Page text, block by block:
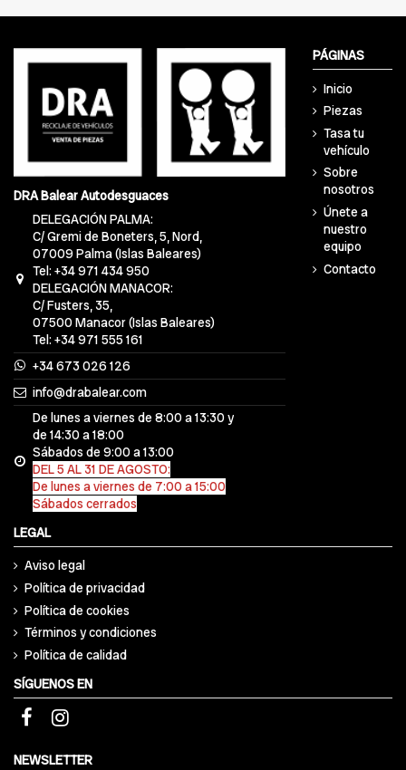
DRA Balear Autodesguaces
DELEGACIÓN PALMA:
C/ Gremi de Boneters, 5, Nord,
07009 Palma (Islas Baleares)
Tel: +34 971 434 950
DELEGACIÓN MANACOR:
C/ Fusters, 35,
07500 Manacor (Islas Baleares)
Tel: +34 971 555 161
+34 673 026 126
info@drabalear.com
De lunes a viernes de 8:00 a 13:30 y
de 14:30 a 18:00
Sábados de 9:00 a 13:00
DEL 5 AL 31 DE AGOSTO:
De lunes a viernes de 7:00 a 15:00
Sábados cerrados
PÁGINAS
Inicio
Piezas
Tasa tu
vehículo
Sobre
nosotros
Únete a
nuestro
equipo
Contacto
LEGAL
Aviso legal
Política de privacidad
Política de cookies
Términos y condiciones
Política de calidad
SÍGUENOS EN
NEWSLETTER